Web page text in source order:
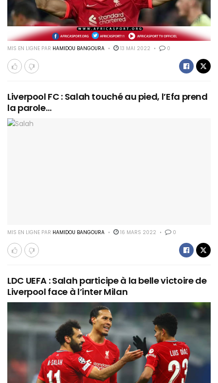
MIS EN LIGNE PAR HAMIDOU BANGOURA 13 MAI 2022 0
Liverpool FC : Salah touché au pied, l’Efa prend
la parole…
MIS EN LIGNE PAR HAMIDOU BANGOURA 16 MARS 2022 0
LDC UEFA : Salah participe à la belle victoire de
Liverpool face à l’inter Milan